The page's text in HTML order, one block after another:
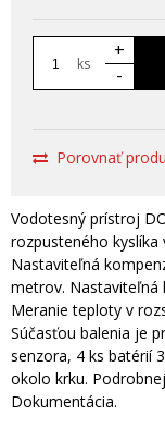
ks
+
-
Porovnať
Vodotesný prístroj
rozpusteného
Nastaviteľná
metrov. Nastaviteľná
Meranie teploty v
Súčasťou balenia je
senzora, 4 ks batérií
okolo krku.
Dokumentácia.